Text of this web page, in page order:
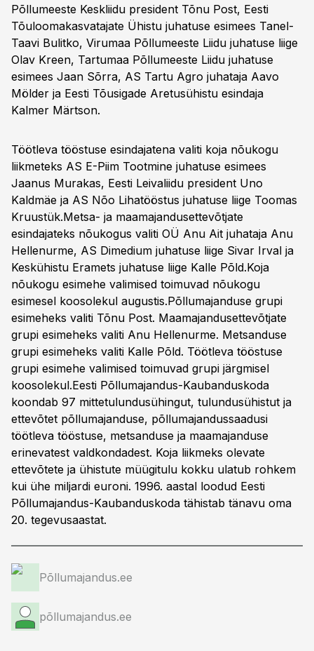
Põllumeeste Keskliidu president Tõnu Post, Eesti
Tõuloomakasvatajate Ühistu juhatuse esimees Tanel-
Taavi Bulitko, Virumaa Põllumeeste Liidu juhatuse liige
Olav Kreen, Tartumaa Põllumeeste Liidu juhatuse
esimees Jaan Sõrra, AS Tartu Agro juhataja Aavo
Mölder ja Eesti Tõusigade Aretusühistu esindaja
Kalmer Märtson.
Töötleva tööstuse esindajatena valiti koja nõukogu
liikmeteks AS E-Piim Tootmine juhatuse esimees
Jaanus Murakas, Eesti Leivaliidu president Uno
Kaldmäe ja AS Nõo Lihatööstus juhatuse liige Toomas
Kruustük.Metsa- ja maamajandusettevõtjate
esindajateks nõukogus valiti OÜ Anu Ait juhataja Anu
Hellenurme, AS Dimedium juhatuse liige Sivar Irval ja
Keskühistu Eramets juhatuse liige Kalle Põld.Koja
nõukogu esimehe valimised toimuvad nõukogu
esimesel koosolekul augustis.Põllumajanduse grupi
esimeheks valiti Tõnu Post. Maamajandusettevõtjate
grupi esimeheks valiti Anu Hellenurme. Metsanduse
grupi esimeheks valiti Kalle Põld. Töötleva tööstuse
grupi esimehe valimised toimuvad grupi järgmisel
koosolekul.Eesti Põllumajandus-Kaubanduskoda
koondab 97 mittetulundusühingut, tulundusühistut ja
ettevõtet põllumajanduse, põllumajandussaadusi
töötleva tööstuse, metsanduse ja maamajanduse
erinevatest valdkondadest. Koja liikmeks olevate
ettevõtete ja ühistute müügitulu kokku ulatub rohkem
kui ühe miljardi euroni. 1996. aastal loodud Eesti
Põllumajandus-Kaubanduskoda tähistab tänavu oma
20. tegevusaastat.
Põllumajandus.ee
põllumajandus.ee